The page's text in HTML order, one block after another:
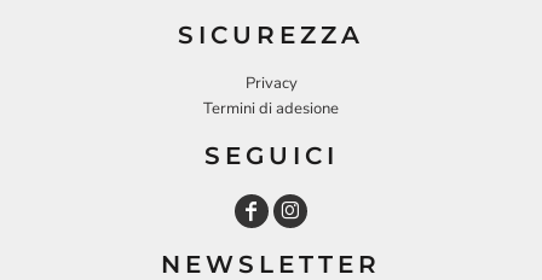
SICUREZZA
Privacy
Termini di adesione
SEGUICI
NEWSLETTER